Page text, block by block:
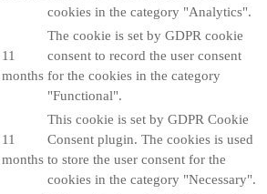
cookies in the category "Analytics".
11
months
The cookie is set by GDPR cookie
consent to record the user consent
for the cookies in the category
"Functional".
11
months
This cookie is set by GDPR Cookie
Consent plugin. The cookies is used
to store the user consent for the
cookies in the category "Necessary".